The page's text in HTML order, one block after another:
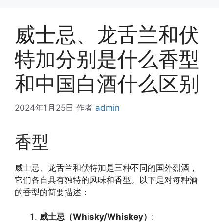
威士忌、龙舌兰和伏
特加分别是什么香型
和中国白酒什么区别
2024年1月25日 作者 admin
香型
威士忌、龙舌兰和伏特加是三种不同的国外烈酒，
它们各自具有独特的风味和香型。以下是对每种酒
的香型的简要描述：
威士忌（Whisky/Whiskey） :